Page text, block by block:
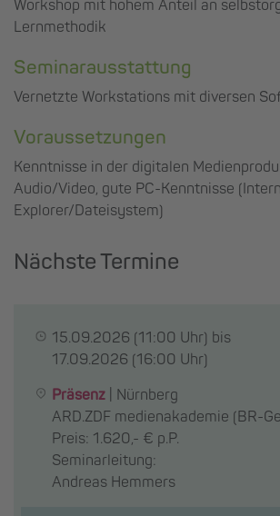
Workshop mit hohem Anteil an
Lernmethodik
Seminarausstattung
Vernetzte Workstations mit diversen
Voraussetzungen
Kenntnisse in der digitalen
Audio/Video, gute PC-Kenntnisse
Explorer/Dateisystem)
Nächste Termine
15.09.2026 (11:00 Uhr) bis
17.09.2026 (16:00 Uhr)
Präsenz
Nürnberg
ARD.ZDF medienakademie (BR-
Preis: 1.620,- € p.P.
Seminarleitung:
Andreas Hemmers